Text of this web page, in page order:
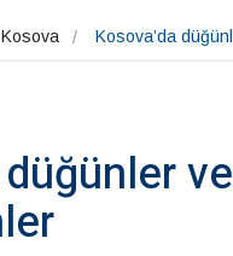
Kosova Kosova’da
düğünler